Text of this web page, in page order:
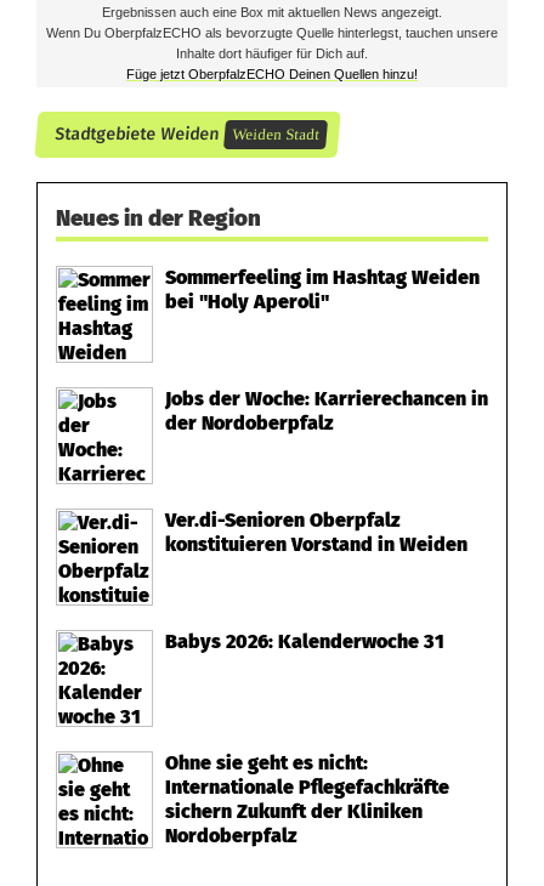
Ergebnissen auch eine Box mit aktuellen News angezeigt.
Wenn Du OberpfalzECHO als bevorzugte Quelle hinterlegst, tauchen unsere
Inhalte dort häufiger für Dich auf.
Füge jetzt OberpfalzECHO Deinen Quellen hinzu!
Stadtgebiete Weiden Weiden Stadt
Neues in der Region
Sommerfeeling im Hashtag Weiden
bei "Holy Aperoli"
Jobs der Woche: Karrierechancen in
der Nordoberpfalz
Ver.di-Senioren Oberpfalz
konstituieren Vorstand in Weiden
Babys 2026: Kalenderwoche 31
Ohne sie geht es nicht:
Internationale Pflegefachkräfte
sichern Zukunft der Kliniken
Nordoberpfalz